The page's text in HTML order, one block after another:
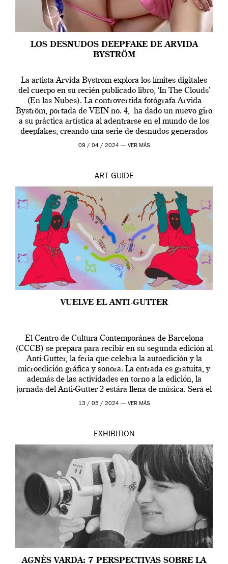
LOS DESNUDOS DEEPFAKE DE ARVIDA
BYSTRÖM
La artista Arvida Byström explora los límites digitales
del cuerpo en su recién publicado libro, ‘In The Clouds’
(En las Nubes). La controvertida fotógrafa Arvida
Byström, portada de VEIN no. 4, ha dado un nuevo giro
a su práctica artística al adentrarse en el mundo de los
deepfakes, creando una serie de desnudos generados
por […]
09 / 04 / 2024 — VER MÁS
ART GUIDE
VUELVE EL ANTI-GUTTER
El Centro de Cultura Contemporánea de Barcelona
(CCCB) se prepara para recibir en su segunda edición al
Anti-Gutter, la feria que celebra la autoedición y la
microedición gráfica y sonora. La entrada es gratuita, y
además de las actividades en torno a la edición, la
jornada del Anti-Gutter 2 estára llena de música. Será el
[…]
13 / 05 / 2024 — VER MÁS
EXHIBITION
AGNÈS VARDA: 7 PERSPECTIVAS SOBRE LA